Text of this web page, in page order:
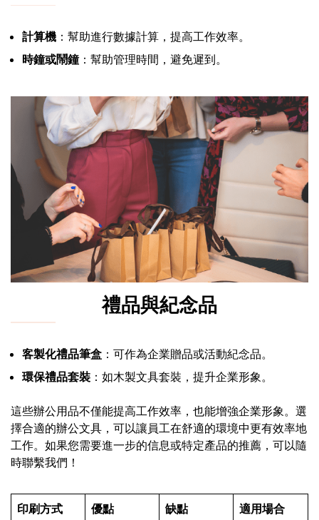
計算機 ：幫助進行數據計算，提高工作效率。
時鐘或鬧鐘：幫助管理時間，避免遲到。
禮品與紀念品
客製化禮品筆盒 ：可作為企業贈品或活動紀念品。
環保禮品套裝 ：如木製文具套裝，提升企業形象。
這些辦公用品不僅能提高工作效率，也能增強企業形象。選
擇合適的辦公文具，可以讓員工在舒適的環境中更有效率地
工作。如果您需要進一步的信息或特定產品的推薦，可以隨
時聯繫我們！
印刷方式 優點 缺點 適用場合